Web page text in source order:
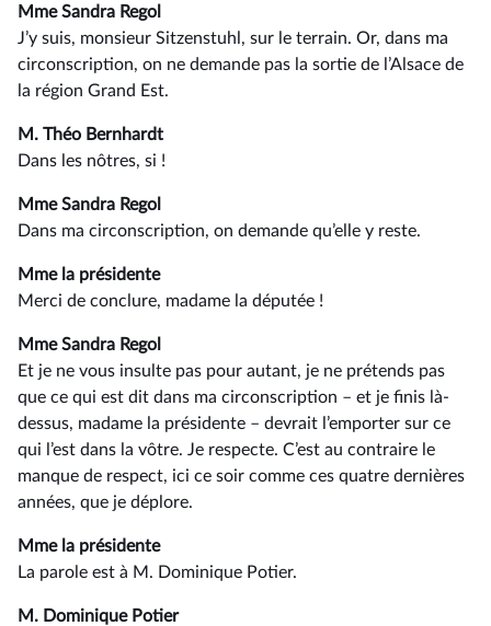
Mme Sandra Regol
J’y suis, monsieur Sitzenstuhl, sur le terrain. Or, dans ma
circonscription, on ne demande pas la sortie de l’Alsace de
la région Grand Est.
M. Théo Bernhardt
Dans les nôtres, si !
Mme Sandra Regol
Dans ma circonscription, on demande qu’elle y reste.
Mme la présidente
Merci de conclure, madame la députée !
Mme Sandra Regol
Et je ne vous insulte pas pour autant, je ne prétends pas
que ce qui est dit dans ma circonscription –⁠ et je finis là-
dessus, madame la présidente – devrait l’emporter sur ce
qui l’est dans la vôtre. Je respecte. C’est au contraire le
manque de respect, ici ce soir comme ces quatre dernières
années, que je déplore.
Mme la présidente
La parole est à M. Dominique Potier.
M. Dominique Potier